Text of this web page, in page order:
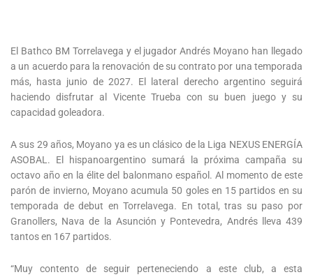
El Bathco BM Torrelavega y el jugador Andrés Moyano han llegado
a un acuerdo para la renovación de su contrato por una temporada
más, hasta junio de 2027. El lateral derecho argentino seguirá
haciendo disfrutar al Vicente Trueba con su buen juego y su
capacidad goleadora.
A sus 29 años, Moyano ya es un clásico de la Liga NEXUS ENERGÍA
ASOBAL. El hispanoargentino sumará la próxima campaña su
octavo año en la élite del balonmano español. Al momento de este
parón de invierno, Moyano acumula 50 goles en 15 partidos en su
temporada de debut en Torrelavega. En total, tras su paso por
Granollers, Nava de la Asunción y Pontevedra, Andrés lleva 439
tantos en 167 partidos.
“Muy contento de seguir perteneciendo a este club, a esta